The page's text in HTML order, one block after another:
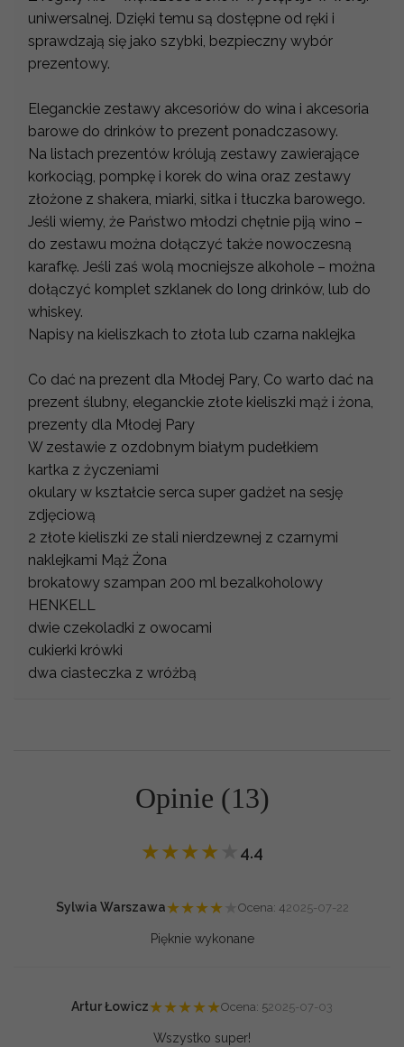
uniwersalnej. Dzięki temu są dostępne od ręki i
sprawdzają się jako szybki, bezpieczny wybór
prezentowy.
Eleganckie zestawy akcesoriów do wina i akcesoria
barowe do drinków to prezent ponadczasowy.
Na listach prezentów królują zestawy zawierające
korkociąg, pompkę i korek do wina oraz zestawy
złożone z shakera, miarki, sitka i tłuczka barowego.
Jeśli wiemy, że Państwo młodzi chętnie piją wino –
do zestawu można dołączyć także nowoczesną
karafkę. Jeśli zaś wolą mocniejsze alkohole – można
dołączyć komplet szklanek do long drinków, lub do
whiskey.
Napisy na kieliszkach to złota lub czarna naklejka
Co dać na prezent dla Młodej Pary, Co warto dać na
prezent ślubny, eleganckie złote kieliszki mąż i żona,
prezenty dla Młodej Pary
W zestawie z ozdobnym białym pudełkiem
kartka z życzeniami
okulary w kształcie serca super gadżet na sesję
zdjęciową
2 złote kieliszki ze stali nierdzewnej z czarnymi
naklejkami Mąż Żona
brokatowy szampan 200 ml bezalkoholowy
HENKELL
dwie czekoladki z owocami
cukierki krówki
dwa ciasteczka z wróżbą
Opinie (13)
★★★★ 4.4
Sylwia Warszawa★★★★ Ocena: 42025-07-22
Pięknie wykonane
Artur Łowicz★★★★★Ocena: 52025-07-03
Wszystko super!